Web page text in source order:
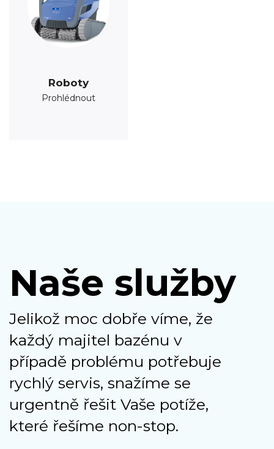
Roboty
Prohlédnout
Naše služby
Jelikož moc dobře víme, že
každý majitel bazénu v
případě problému potřebuje
rychlý servis, snažíme se
urgentně řešit Vaše potíže,
které řešíme non-stop.